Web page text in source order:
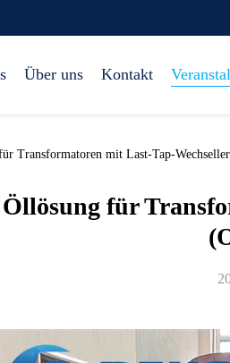
Über uns Kontakt
Transformatoren mit Last-Tap-
für